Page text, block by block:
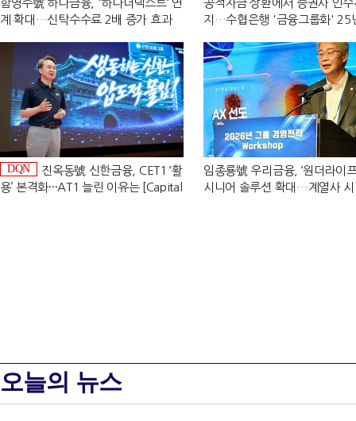
함영주號 하나금융, '하나더넥스트‘ 연
계 확대…신탁수수료 2배 증가 효과
공적자금 상환에서 증권사 인수
지…수협은행 '금융그룹화' 25
DQN
진옥동號 신한금융, CET1 ‘활
용’ 본격화···AT1 늘린 이유는 [Capital
임종룡號 우리금융, ‘원더라이
시니어 솔루션 확대…계열사
오늘의 뉴스